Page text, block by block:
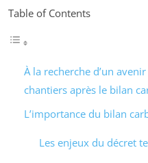
Table of Contents
À la recherche d’un
chantiers après le bilan
L’importance du bilan
Les enjeux du décret